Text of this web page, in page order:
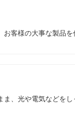
お客様の大事な製品
ま、光や電気などを